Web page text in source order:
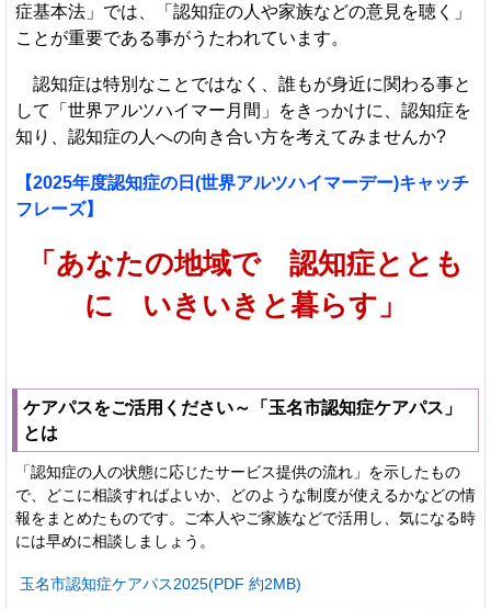
症基本法」では、「認知症の人や家族などの意見を聴く」
ことが重要である事がうたわれています。
認知症は特別なことではなく、誰もが身近に関わる事と
して「世界アルツハイマー月間」をきっかけに、認知症を
知り、認知症の人への向き合い方を考えてみませんか?
【2025年度認知症の日(世界アルツハイマーデー)キャッチ
フレーズ】
「あなたの地域で 認知症ととも
に いきいきと暮らす」
ケアパスをご活用ください～「玉名市認知症ケアパス」
とは
「認知症の人の状態に応じたサービス提供の流れ」を示したもの
で、どこに相談すればよいか、どのような制度が使えるかなどの情
報をまとめたものです。ご本人やご家族などで活用し、気になる時
には早めに相談しましょう。
玉名市認知症ケアパス2025(PDF 約2MB)